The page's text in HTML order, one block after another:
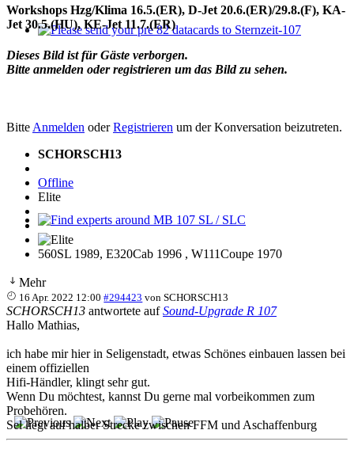
Find experts around MB 107 SL / SLC
Workshops Hzg/Klima 16.5.(ER), D-Jet 20.6.(ER)/29.8.(F), KA-
Jet 30.5.(HU), KE-Jet 11.7.(ER)
Dieses Bild ist für Gäste verborgen.
Bitte anmelden oder registrieren um das Bild zu sehen.
Bitte Anmelden oderRegistrieren um der Konversation beizutreten.
SCHORSCH13
Offline
Elite
560SL 1989, E320Cab 1996 , W111Coupe 1970
Mehr
16 Apr. 2022 12:00 #294423 vonSCHORSCH13
SCHORSCH13 antwortete aufSound-Upgrade R 107
Hallo Mathias,
ich habe mir hier in Seligenstadt, etwas Schönes einbauen lassen bei
einem offiziellen
Hifi-Händler, klingt sehr gut.
Wenn Du möchtest, kannst Du gerne mal vorbeikommen zum
Probehören.
Sel liegt auf halber Strecke zwischen FFM und Aschaffenburg